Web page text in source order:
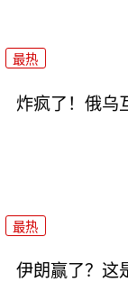
最热
炸疯了！俄乌
最热
伊朗赢了？这